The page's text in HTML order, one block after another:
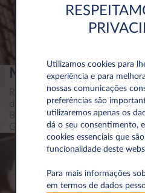
MARCAS DE
Relembramos as marcas de
devolução do seu veículo:
Bridgestone, Firestone, Pirelli,
Goodyear, Hankook.
Utilizamos cookies para
experiência e para
nossas comunicações
preferências são
utilizaremos apenas os
dá o seu consentimento,
cookies essenciais que
funcionalidade deste
Para mais informações
em termos de dados